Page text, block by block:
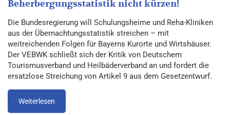
Beherbergungsstatistik nicht kürzen!
Die Bundesregierung will Schulungsheime und Reha-Kliniken
aus der Übernachtungsstatistik streichen – mit
weitreichenden Folgen für Bayerns Kurorte und Wirtshäuser.
Der VEBWK schließt sich der Kritik von Deutschem
Tourismusverband und Heilbäderverband an und fordert die
ersatzlose Streichung von Artikel 9 aus dem Gesetzentwurf.
Weiterlesen